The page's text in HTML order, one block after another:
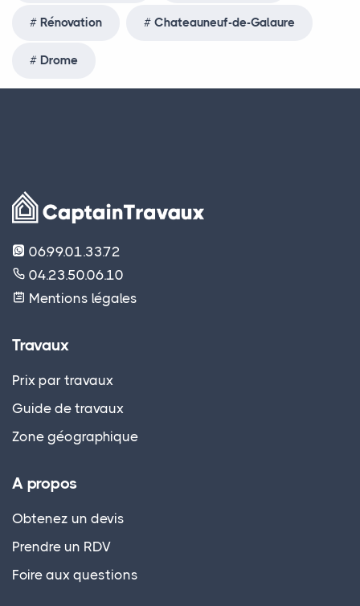
Rénovation Chateauneuf-de-Galaure
Drome
06.99.01.33.72
04.23.50.06.10
Mentions légales
Travaux
Prix par travaux
Guide de travaux
Zone géographique
A propos
Obtenez un devis
Prendre un RDV
Foire aux questions